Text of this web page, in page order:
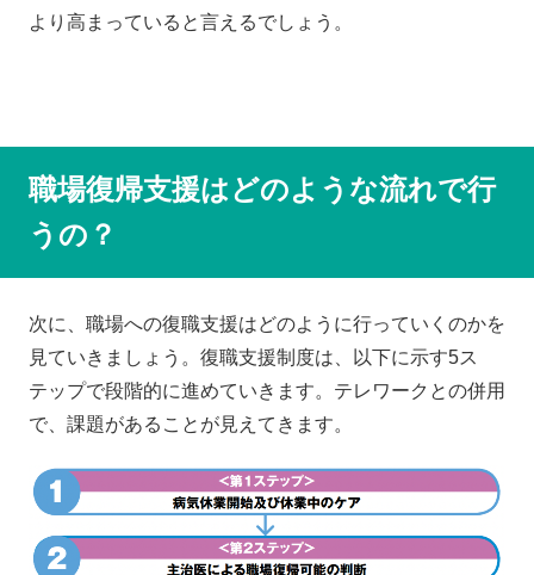
より高まっていると言えるでしょう。
職場復帰支援はどのような流れで行
うの？
次に、職場への復職支援はどのように行っていくのかを
見ていきましょう。復職支援制度は、以下に示す5ス
テップで段階的に進めていきます。テレワークとの併用
で、課題があることが見えてきます。